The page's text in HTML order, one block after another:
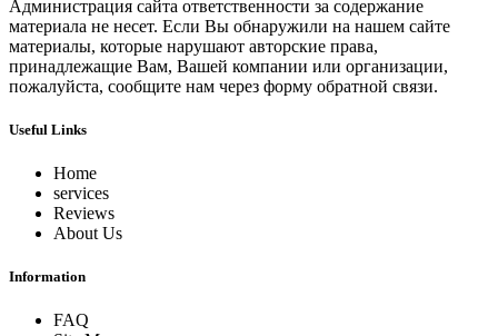
Администрация сайта ответственности за содержание
материала не несет. Если Вы обнаружили на нашем сайте
материалы, которые нарушают авторские права,
принадлежащие Вам, Вашей компании или организации,
пожалуйста, сообщите нам через форму обратной связи.
Useful Links
Home
services
Reviews
About Us
Information
FAQ